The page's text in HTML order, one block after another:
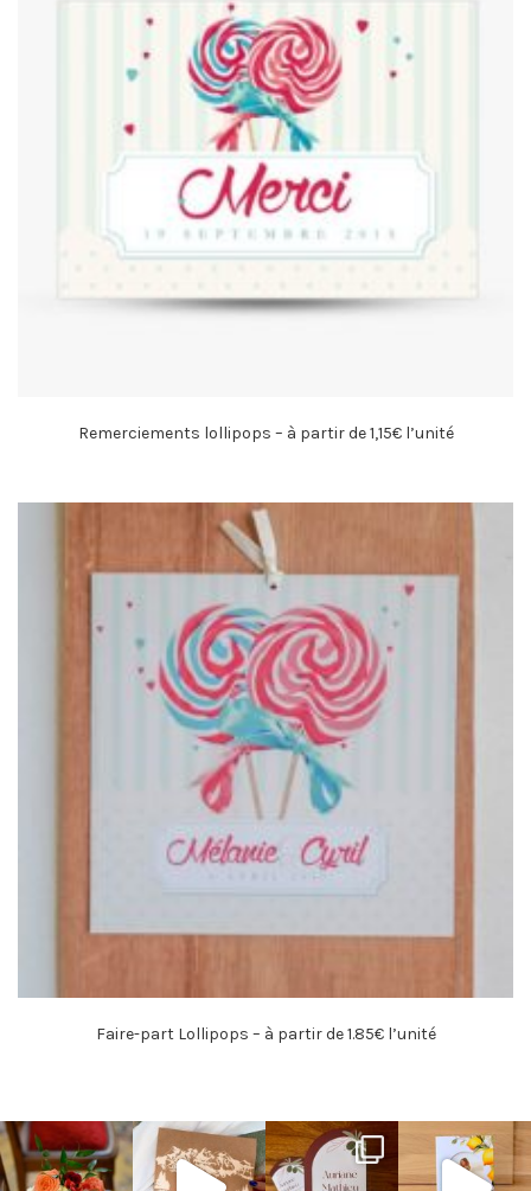
Remerciements lollipops – à partir de 1,15€ l’unité
Faire-part Lollipops – à partir de 1.85€ l’unité